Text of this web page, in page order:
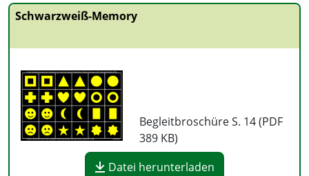
Schwarzweiß-Memory
Begleitbroschüre S. 14 (PDF
389 KB)
Datei herunterladen